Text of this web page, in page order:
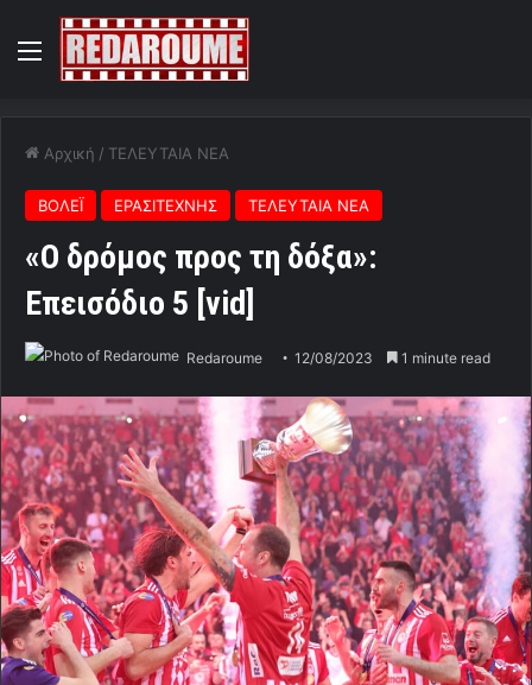
Menu
Αρχική / ΤΕΛΕΥΤΑΙΑ ΝΕΑ
ΒΟΛΕΪ ΕΡΑΣΙΤΕΧΝΗΣ ΤΕΛΕΥΤΑΙΑ ΝΕΑ
«Ο δρόμος προς τη δόξα»:
Επεισόδιο 5 [vid]
Redaroume 12/08/2023 1 minute read